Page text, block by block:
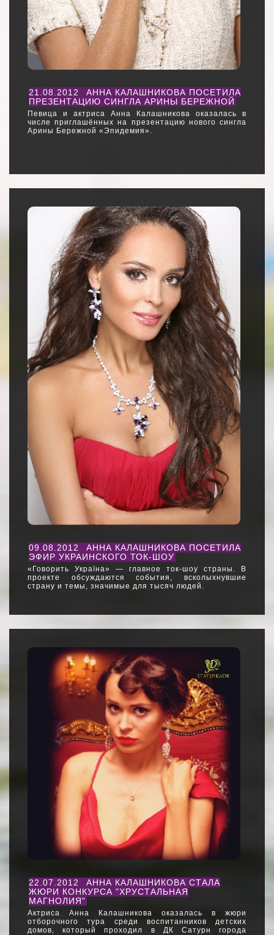
21.08.2012
АННА КАЛАШНИКОВА ПОСЕТИЛА
ПРЕЗЕНТАЦИЮ СИНГЛА АРИНЫ БЕРЕЖНОЙ
Певица и актриса Анна Калашникова оказалась в
числе приглашённых на презентацию нового сингла
Арины Бережной «Эпидемия».
09.08.2012
АННА КАЛАШНИКОВА ПОСЕТИЛА
ЭФИР УКРАИНСКОГО ТОК-ШОУ
«Говорить Україна» — главное ток-шоу страны. В
проекте обсуждаются события, всколыхнувшие
страну и темы, значимые для тысяч людей.
22.07.2012
АННА КАЛАШНИКОВА СТАЛА
ЖЮРИ КОНКУРСА "ХРУСТАЛЬНАЯ
МАГНОЛИЯ"
Актриса Анна Калашникова оказалась в жюри
отборочного тура среди воспитанников детских
домов, который проходил в ДК Сатурн города